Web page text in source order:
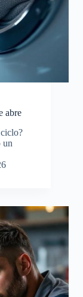
abre
un